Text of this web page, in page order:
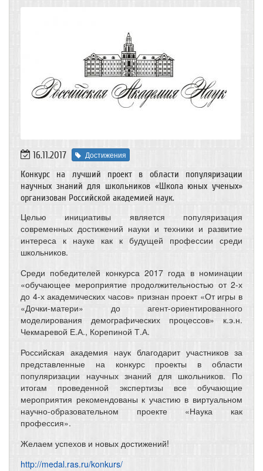
16.11.2017 Достижения
Конкурс на лучший проект в области популяризации
научных знаний для школьников «Школа юных ученых»
организован Российской академией наук.
Целью инициативы является популяризация
современных достижений науки и техники и развитие
интереса к науке как к будущей профессии среди
школьников.
Среди победителей конкурса 2017 года в номинации
«обучающее мероприятие продолжительностью от 2-х
до 4-х академических часов» признан проект «От игры в
«Дочки-матери» до агент-ориентированного
моделирования демографических процессов» к.э.н.
Чекмаревой Е.А., Корепиной Т.А.
Российская академия наук благодарит участников за
представленные на конкурс проекты в области
популяризации научных знаний для школьников. По
итогам проведенной экспертизы все обучающие
мероприятия рекомендованы к участию в виртуальном
научно-образовательном проекте «Наука как
профессия».
Желаем успехов и новых достижений!
http://medal.ras.ru/konkurs/